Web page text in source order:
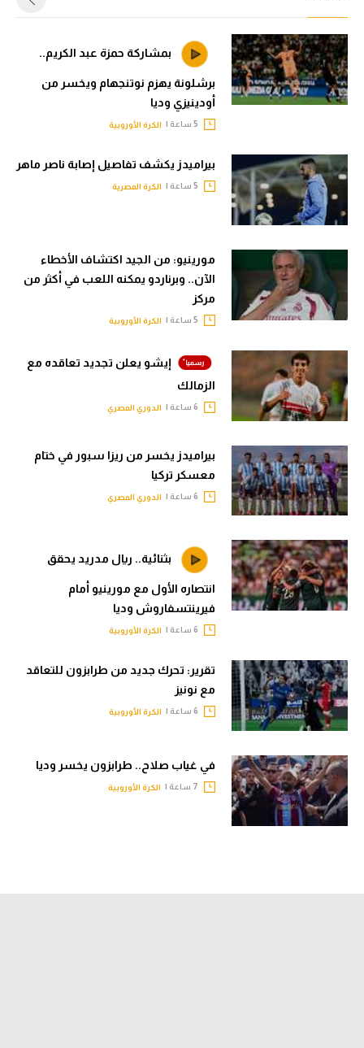
بمشاركة حمزة عبد الكريم..
برشلونة يهزم نوتنجهام ويخسر من
أودينيزي وديا
الكرة الأوروبية
بيراميدز يكشف تفاصيل إصابة ناصر ماهر
الكرة المصرية
مورينيو: من الجيد اكتشاف الأخطاء
الآن.. وبرناردو يمكنه اللعب في أكثر من
مركز
الكرة الأوروبية
إيشو يعلن تجديد تعاقده مع
الزمالك
الدوري المصري
بيراميدز يخسر من ريزا سبور في ختام
معسكر تركيا
الدوري المصري
بثنائية.. ريال مدريد يحقق
انتصاره الأول مع مورينيو أمام
فيرينتسفاروش وديا
الكرة الأوروبية
تقرير: تحرك جديد من طرابزون للتعاقد
مع نونيز
الكرة الأوروبية
في غياب صلاح.. طرابزون يخسر وديا
الكرة الأوروبية